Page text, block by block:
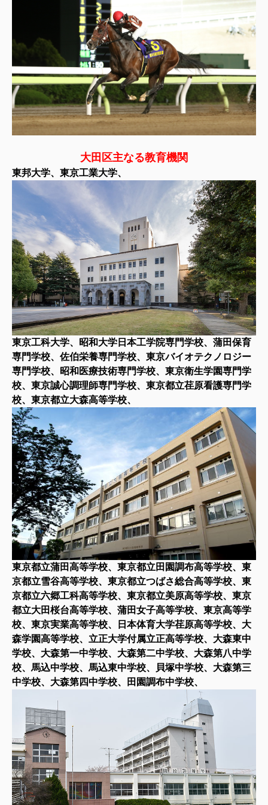
大田区主なる教育機関
東邦大学、東京工業大学、
東京工科大学、昭和大学日本工学院専門学校、蒲田保育
専門学校、佐伯栄養専門学校、東京バイオテクノロジー
専門学校、昭和医療技術専門学校、東京衛生学園専門学
校、東京誠心調理師専門学校、東京都立荏原看護専門学
校、東京都立大森高等学校、
東京都立蒲田高等学校、東京都立田園調布高等学校、東
京都立雪谷高等学校、東京都立つばさ総合高等学校、東
京都立六郷工科高等学校、東京都立美原高等学校、東京
都立大田桜台高等学校、蒲田女子高等学校、東京高等学
校、東京実業高等学校、日本体育大学荏原高等学校、大
森学園高等学校、立正大学付属立正高等学校、大森東中
学校、大森第一中学校、大森第二中学校、大森第八中学
校、馬込中学校、馬込東中学校、貝塚中学校、大森第三
中学校、大森第四中学校、田園調布中学校、